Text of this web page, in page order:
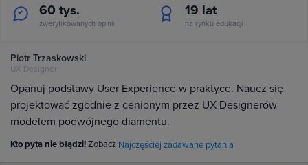
60 tys.
zweryfikowanych opinii
19 lat
na rynku edukacji
Piotr Trzaskowski
UX Designer
Opanuj podstawy User Experience w praktyce. Naucz się
projektować zgodnie z cenionym przez UX Designerów
modelem podwójnego diamentu.
Kto pyta nie błądzi!Zobacz Najczęściej zadawane pytania